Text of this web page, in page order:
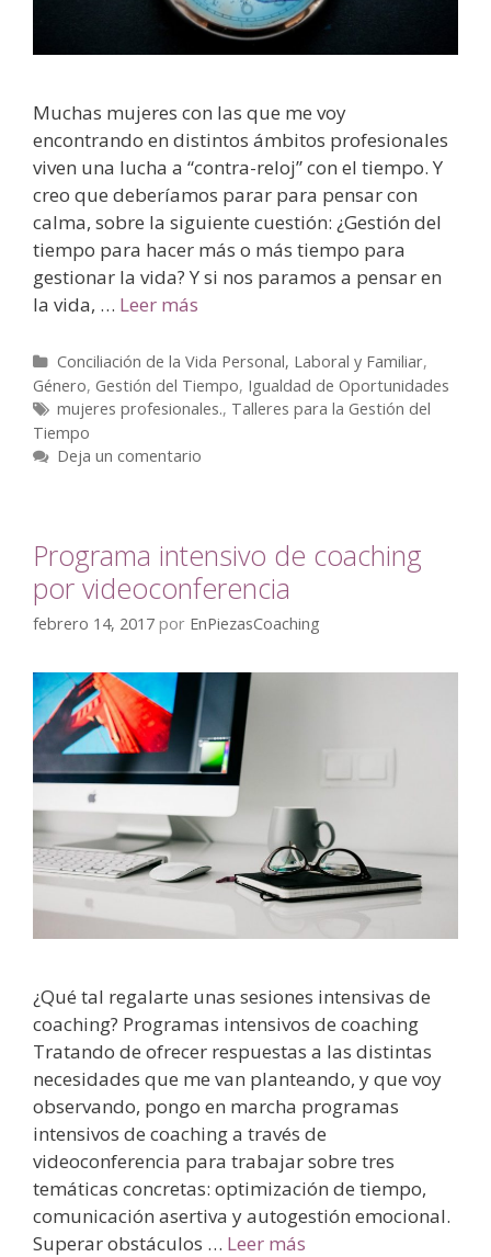
Muchas mujeres con las que me voy
encontrando en distintos ámbitos profesionales
viven una lucha a “contra-reloj” con el tiempo. Y
creo que deberíamos parar para pensar con
calma, sobre la siguiente cuestión: ¿Gestión del
tiempo para hacer más o más tiempo para
gestionar la vida? Y si nos paramos a pensar en
la vida, … Leer más
Conciliación de la Vida Personal, Laboral y Familiar,
Género, Gestión del Tiempo, Igualdad de Oportunidades
mujeres profesionales., Talleres para la Gestión del
Tiempo
Deja un comentario
Programa intensivo de coaching
por videoconferencia
febrero 14, 2017 por EnPiezasCoaching
¿Qué tal regalarte unas sesiones intensivas de
coaching? Programas intensivos de coaching
Tratando de ofrecer respuestas a las distintas
necesidades que me van planteando, y que voy
observando, pongo en marcha programas
intensivos de coaching a través de
videoconferencia para trabajar sobre tres
temáticas concretas: optimización de tiempo,
comunicación asertiva y autogestión emocional.
Superar obstáculos … Leer más